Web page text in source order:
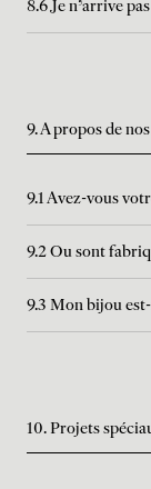
8.6 Je n'arrive
9. A propos de
9.1 Avez-vous
9.2 Ou sont
9.3 Mon bijou
10. Projets